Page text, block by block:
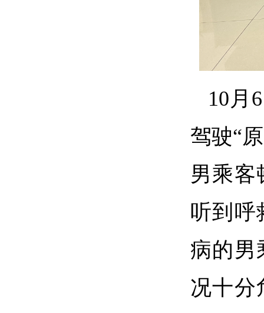
10月
驾驶“
男乘客
听到呼
病的男
况十分